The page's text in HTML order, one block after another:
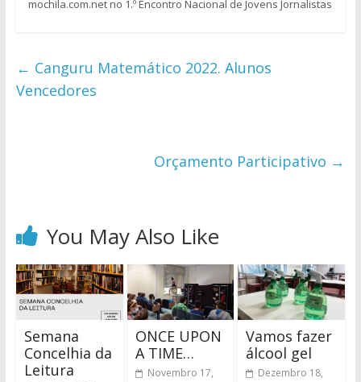
mochila.com.net no 1.º Encontro Nacional de Jovens Jornalistas
← Canguru Matemático 2022. Alunos
Vencedores
Orçamento Participativo →
You May Also Like
Semana
Concelhia da
Leitura
ONCE UPON
A TIME…
Novembro 17,
Vamos fazer
álcool gel
Dezembro 18,